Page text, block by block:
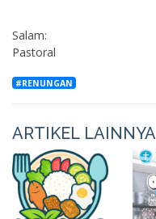
Salam:
Pastoral
#RENUNGAN
ARTIKEL LAINNYA